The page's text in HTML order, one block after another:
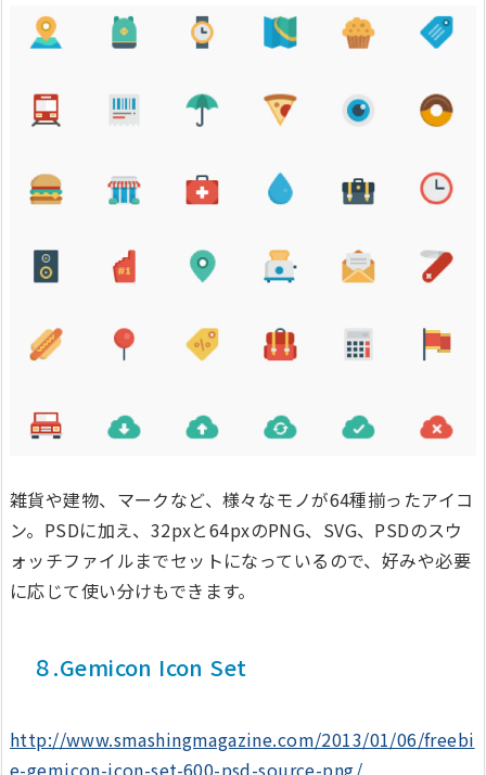
雑貨や建物、マークなど、様々なモノが64種揃ったアイコ
ン。PSDに加え、32pxと64pxのPNG、SVG、PSDのスウ
ォッチファイルまでセットになっているので、好みや必要
に応じて使い分けもできます。
８.Gemicon Icon Set
http://www.smashingmagazine.com/2013/01/06/freebi
e-gemicon-icon-set-600-psd-source-png/